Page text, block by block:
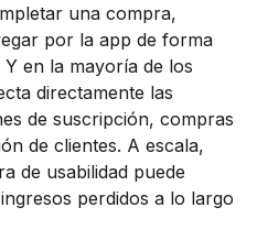
una compra,
por la app de forma
en la mayoría de los
directamente las
de suscripción, compras
de clientes. A escala,
de usabilidad puede
perdidos a lo largo